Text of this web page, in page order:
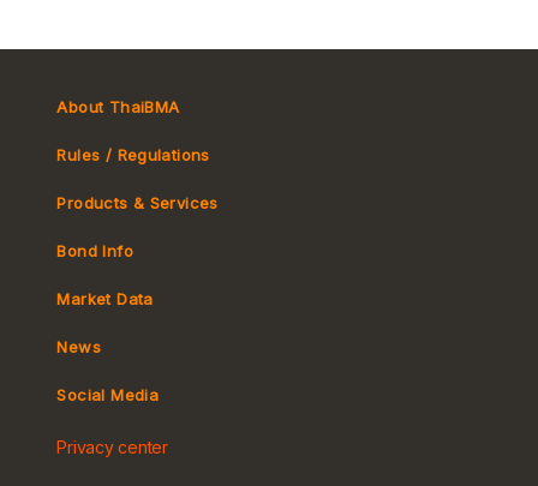
About ThaiBMA
Rules / Regulations
Tax
Products & Services
MeBond
e-bookbuilding
Bond Info
Market Data
Yield Curve
News
Social Media
Privacy center